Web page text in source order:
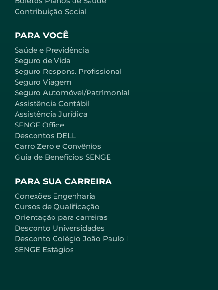
PARA VOCÊ
Saúde e Previdência
Seguro de Vida
Seguro Respons. Profissional
Seguro Viagem
Seguro Automóvel/Patrimonial
Assistência Contábil
Assistência Jurídica
SENGE Office
Descontos DELL
Carro Zero e Convênios
Guia de Benefícios SENGE
PARA SUA CARREIRA
Conexões Engenharia
Cursos de Qualificação
Orientação para carreiras
Desconto Universidades
Desconto Colégio João Paulo I
SENGE Estágios
Contribuição Social